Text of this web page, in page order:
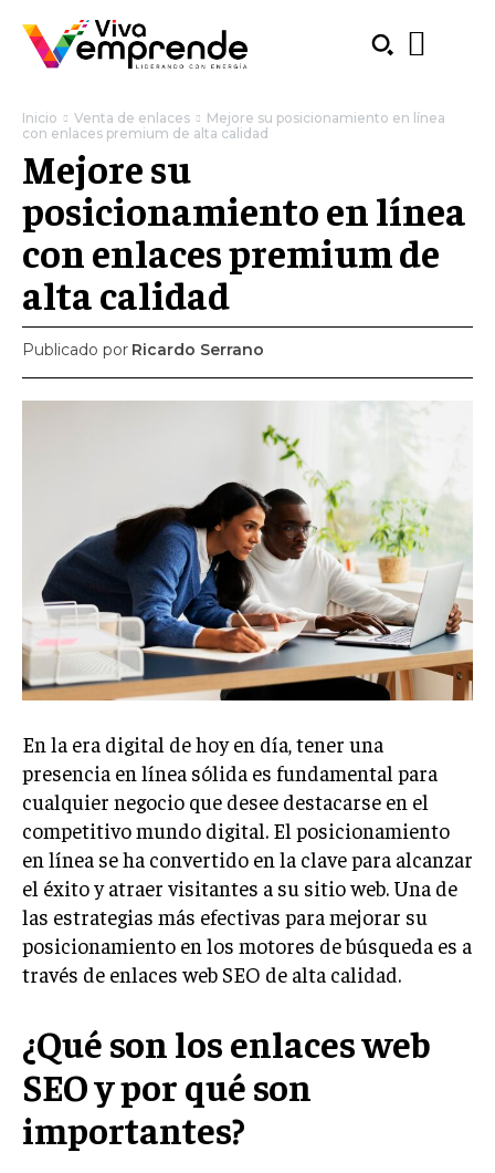
Welcome to Liberty Case
We have a curated list of the most noteworthy news from all
across the globe. With any subscription plan, you get access
toexclusive articlesthat let you stay ahead of the curve.
Your Profile
NEWS LIFESTYLE PUBLIC OPINION
MARKETING
ESTRATEGIAS DE MARKETING
AGENCIAS DE MARKETING
AGENCIAS DE POSICIONAMIENTO WEB SEO
Inicio Venta de enlaces
Mejore su posicionamiento en línea
con enlaces premium de alta calidad
Mejore su
posicionamiento en línea
con enlaces premium de
alta calidad
Publicado por Ricardo Serrano
En la era digital de hoy en día, tener una
presencia en línea sólida es fundamental para
cualquier negocio que desee destacarse en el
competitivo mundo digital. El posicionamiento
en línea se ha convertido en la clave para alcanzar
el éxito y atraer visitantes a su sitio web. Una de
las estrategias más efectivas para mejorar su
posicionamiento en los motores de búsqueda es a
través de enlaces web SEO de alta calidad.
¿Qué son los enlaces web
SEO y por qué son
importantes?